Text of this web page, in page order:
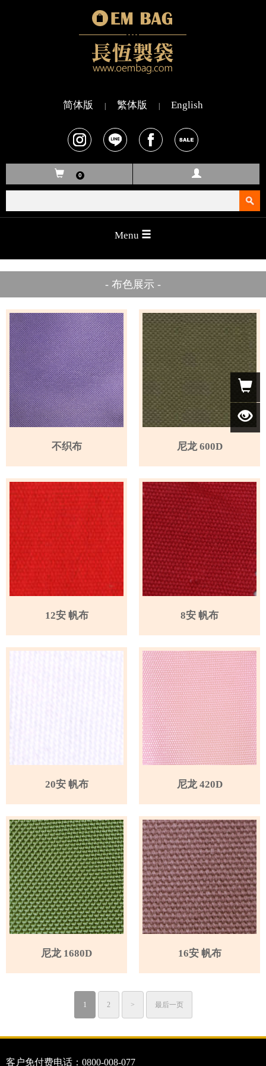
简体版 繁体版 English
0
Menu
- 布色展示 -
不织布 尼龙 600D
12安 帆布 8安 帆布
20安 帆布 尼龙 420D
尼龙 1680D 16安 帆布
1 2 > 最后一页
客户免付费电话：0800-008-077